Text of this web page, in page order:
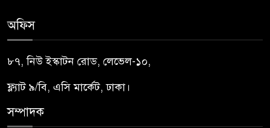
অফিস
৮৭, নিউ ইস্কাটন রোড, লেভেল-১০,
ফ্ল্যাট ৯/বি, এসি মার্কেট, ঢাকা।
সম্পাদক